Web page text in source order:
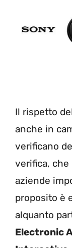
Il rispetto
anche in
verificano
verifica,
aziende
proposito è
alquanto
Electronic